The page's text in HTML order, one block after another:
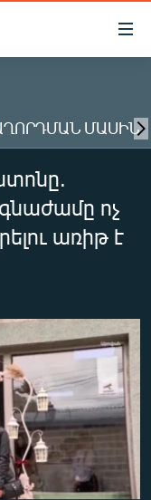
ՄԱՍԻՆ
ոչ
առիթ է
available